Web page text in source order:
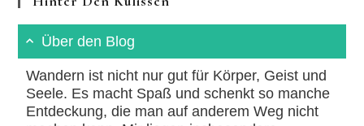
Über den Blog
Wandern ist nicht nur gut für Körper, Geist und
Seele. Es macht Spaß und schenkt so manche
Entdeckung, die man auf anderem Weg nicht